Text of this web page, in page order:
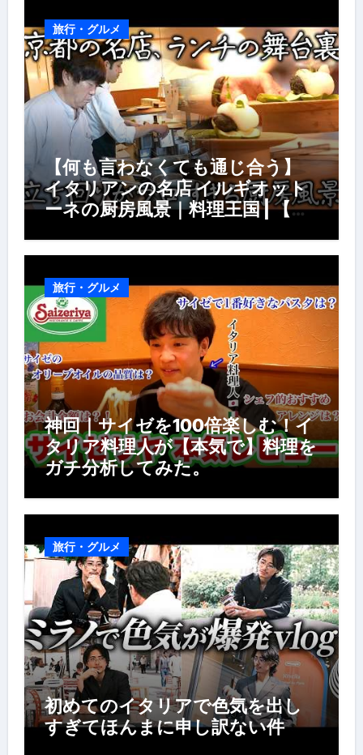
旅行・グルメ
【何も言わなくても通じ合う】
イタリアンの名店 イルギオット
ーネの厨房風景｜料理王国 | 【厨
風景】
旅行・グルメ
神回｜サイゼを100倍楽しむ！イ
タリア料理人が【本気で】料理を
ガチ分析してみた。
旅行・グルメ
初めてのイタリアで色気を出し
すぎてほんまに申し訳ない件